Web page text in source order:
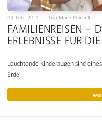
03. Feb.. 2021 • Lisa-Marie Reichelt
FAMILIENREISEN –
ERLEBNISSE FÜR
Leuchtende Kinderaugen sind
Erde